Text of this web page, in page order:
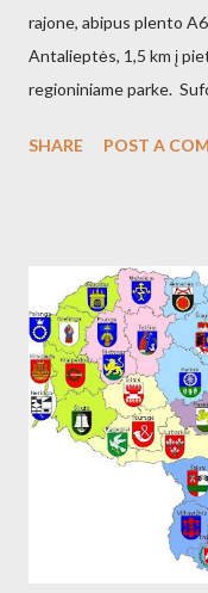
rajone, abipus plento
Antalieptės, 1,5 km į
regioniniame parke.
(galia 2460 kW)
SHARE POST A